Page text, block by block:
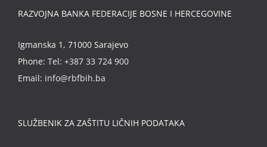
RAZVOJNA BANKA FEDERACIJE BOSNE I HERCEGOVINE
Igmanska 1, 71000 Sarajevo
Phone: Tel: +387 33 724 900
Email: info@rbfbih.ba
SLUŽBENIK ZA ZAŠTITU LIČNIH PODATAKA